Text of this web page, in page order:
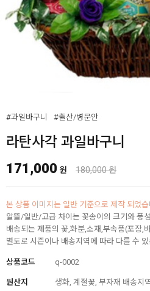
#과일바구니 #출산/병문안
라탄사각 과일바구니
171,000 원 180,000 원
본 상품 이미지는 일반 기준으로 제작 되었
알뜰/일반/고급 차이는 꽃송이의 크기와 풍
배송되는 제품의 꽃,화분,소재,부속품(포장,
별도로 시즌이나 배송지역에 따라 다를 수
상품코드 q-0002
원산지 생화, 계절꽃, 부자재 배송지